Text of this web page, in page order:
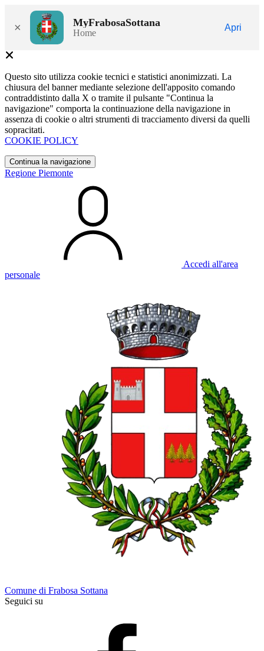
× MyFrabosaSottana
Home
Apri
Questo sito utilizza cookie tecnici e statistici anonimizzati. La
chiusura del banner mediante selezione dell'apposito comando
contraddistinto dalla X o tramite il pulsante "Continua la
navigazione" comporta la continuazione della navigazione in
assenza di cookie o altri strumenti di tracciamento diversi da quelli
sopracitati.
COOKIE POLICY
Continua la navigazione
Regione Piemonte
Accedi all'area
personale
Comune di Frabosa Sottana
Seguici su